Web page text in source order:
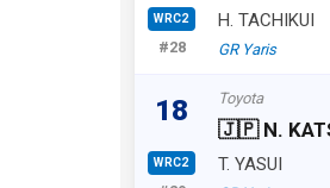
WRC2
#28
H. TACHIKUI
GR Yaris
18
WRC2
Toyota
🇯🇵 N.
T. YASUI